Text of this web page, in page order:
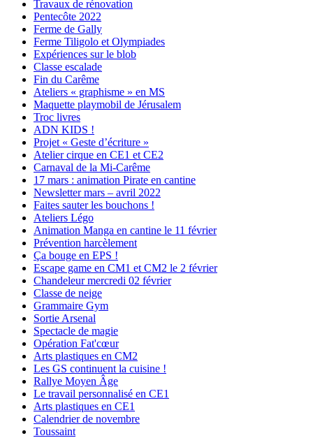
Travaux de rénovation
Pentecôte 2022
Ferme de Gally
Ferme Tiligolo et Olympiades
Expériences sur le blob
Classe escalade
Fin du Carême
Ateliers « graphisme » en MS
Maquette playmobil de Jérusalem
Troc livres
ADN KIDS !
Projet « Geste d’écriture »
Atelier cirque en CE1 et CE2
Carnaval de la Mi-Carême
17 mars : animation Pirate en cantine
Newsletter mars – avril 2022
Faites sauter les bouchons !
Ateliers Légo
Animation Manga en cantine le 11 février
Prévention harcèlement
Ça bouge en EPS !
Escape game en CM1 et CM2 le 2 février
Chandeleur mercredi 02 février
Classe de neige
Grammaire Gym
Sortie Arsenal
Spectacle de magie
Opération Fat'cœur
Arts plastiques en CM2
Les GS continuent la cuisine !
Rallye Moyen Âge
Le travail personnalisé en CE1
Arts plastiques en CE1
Calendrier de novembre
Toussaint